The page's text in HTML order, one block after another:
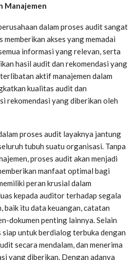
Manajemen
dalam proses audit sangat
akses yang memadai
informasi yang relevan, serta
hasil audit dan rekomendasi yang
aktif manajemen dalam
kualitas audit dan
rekomendasi yang diberikan oleh
proses audit layaknya jantung
tubuh suatu organisasi. Tanpa
proses audit akan menjadi
manfaat optimal bagi
peran krusial dalam
kepada auditor terhadap segala
baik itu data keuangan, catatan
dokumen penting lainnya. Selain
siap untuk berdialog terbuka dengan
secara mendalam, dan menerima
yang diberikan. Dengan adanya